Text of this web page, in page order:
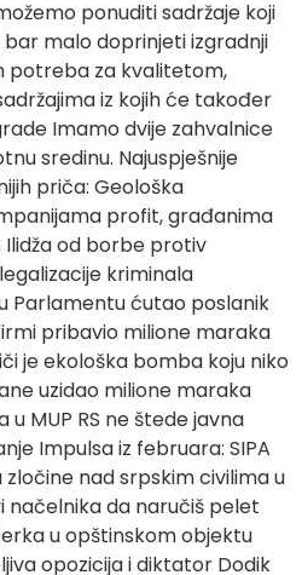
ponuditi sadržaje koji
malo doprinjeti izgradnji
potreba za kvalitetom,
iz kojih će također
Imamo dvije zahvalnice
sredinu. Najuspješnije
priča: Geološka
profit, građanima
Ilidža od borbe protiv
kriminala
Parlamentu ćutao poslanik
pribavio milione maraka
je ekološka bomba koju niko
uzidao milione maraka
MUP RS ne štede javna
Impulsa iz februara: SIPA
nad srpskim civilima u
načelnika da naručiš pelet
u opštinskom objektu
opozicija i diktator Dodik